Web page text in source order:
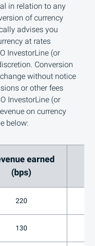
in relation to any
of currency
advises you
at rates
InvestorLine (or
Conversion
without notice
or other fees
InvestorLine (or
on currency
below:
earned
(bps)
220
130